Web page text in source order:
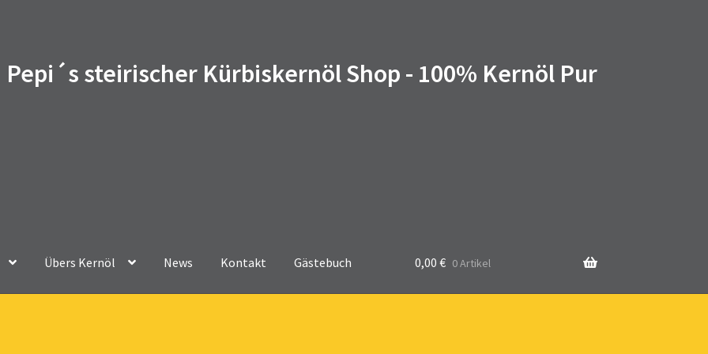
Pepi´s steirischer Kürbiskernöl Shop - 100% Kernöl Pur
Übers Kernöl News Kontakt Gästebuch 0,00 € 0 Artikel